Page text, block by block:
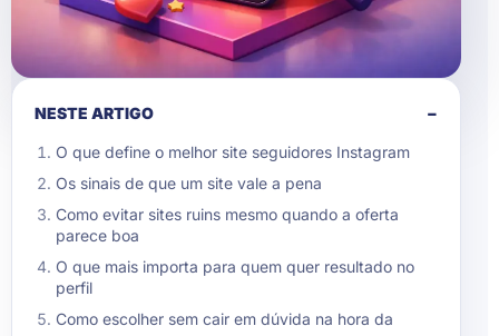
NESTE ARTIGO −
O que define o melhor site seguidores Instagram
Os sinais de que um site vale a pena
Como evitar sites ruins mesmo quando a oferta
parece boa
O que mais importa para quem quer resultado no
perfil
Como escolher sem cair em dúvida na hora da